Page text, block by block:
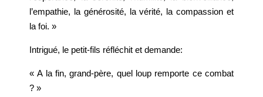
l’empathie, la générosité, la vérité, la compassion et
la foi. »
Intrigué, le petit-fils réfléchit et demande:
« A la fin, grand-père, quel loup remporte ce combat
? »